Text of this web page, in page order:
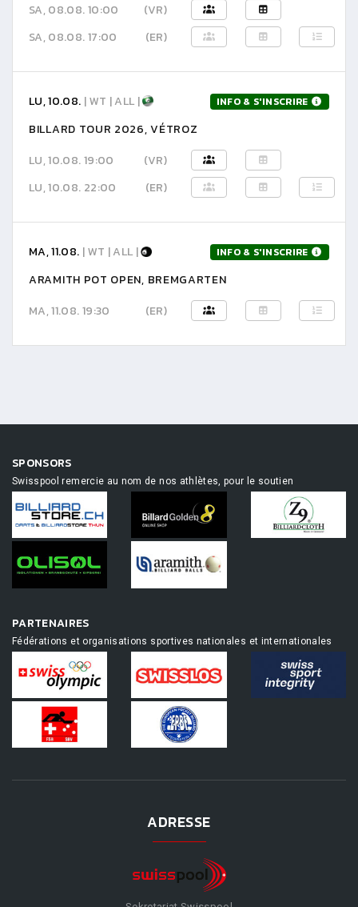
SA, 08.08. 10:00
(VR)
SA, 08.08. 17:00
(ER)
LU, 10.08. | WT | ALL | INFO & S'INSCRIRE
BILLARD TOUR 2026, VÉTROZ
LU, 10.08. 19:00
(VR)
LU, 10.08. 22:00
(ER)
MA, 11.08. | WT | ALL | INFO & S'INSCRIRE
ARAMITH POT OPEN, BREMGARTEN
MA, 11.08. 19:30
(ER)
SPONSORS
Swisspool remercie au nom de nos athlètes, pour le soutien
PARTENAIRES
Fédérations et organisations sportives nationales et internationales
ADRESSE